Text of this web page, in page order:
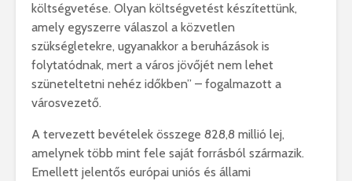
költségvetése. Olyan költségvetést készítettünk,
amely egyszerre válaszol a közvetlen
szükségletekre, ugyanakkor a beruházások is
folytatódnak, mert a város jövőjét nem lehet
szüneteltetni nehéz időkben” – fogalmazott a
városvezető.
A tervezett bevételek összege 828,8 millió lej,
amelynek több mint fele saját forrásból származik.
Emellett jelentős európai uniós és állami